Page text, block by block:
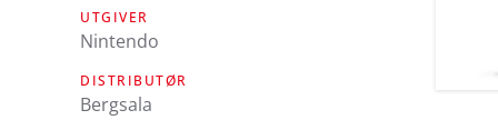
UTGIVER
Nintendo
DISTRIBUTØR
Bergsala